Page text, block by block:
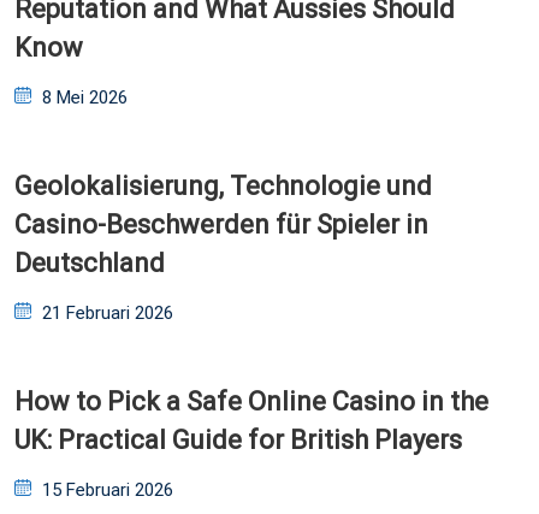
Reputation and What Aussies Should
Know
Posted
8 Mei 2026
Geolokalisierung, Technologie und
Casino-Beschwerden für Spieler in
Deutschland
Posted
21 Februari 2026
How to Pick a Safe Online Casino in the
UK: Practical Guide for British Players
Posted
15 Februari 2026